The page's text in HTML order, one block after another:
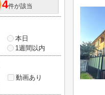
4件が該当
本日
1週間以内
動画あり